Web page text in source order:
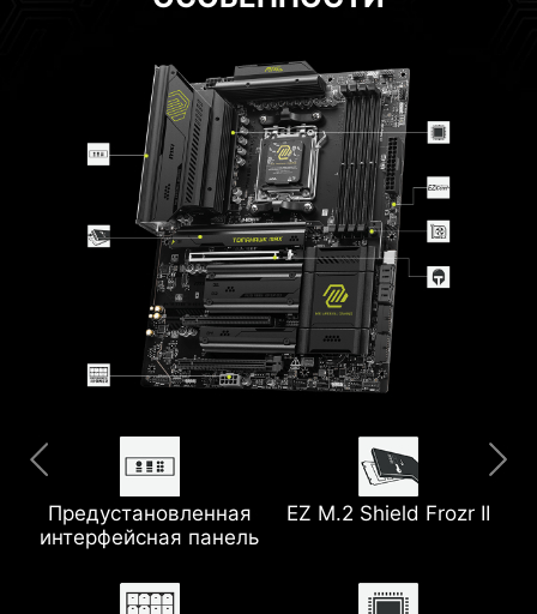
Предустановленная
интерфейсная панель
EZ M.2 Shield Frozr II
Увеличенный
радиатор
8-слойная печатная
содержанием меди
USB 10G 5G LAN